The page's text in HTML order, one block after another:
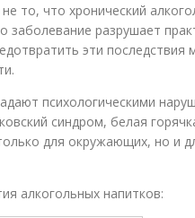
то, что хронический
разрушает
эти последствия
психологическими
синдром, белая
для окружающих, но и
алкогольных напитков: